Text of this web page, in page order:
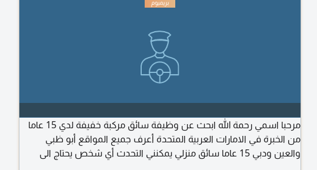
مرحبا اسمي رحمة الله ابحث عن وظيفة سائق مركبة خفيفة لدي 15 عاما
من الخبرة في الامارات العربية المتحدة أعرف جميع المواقع أبو ظبي
والعين ودبي 15 عاما سائق منزلي يمكنني التحدث أي شخص يحتاج الى